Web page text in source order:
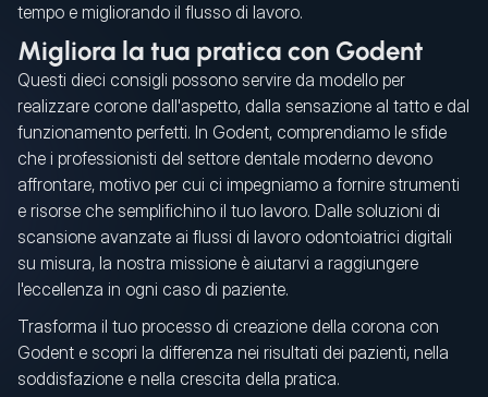
tempo e migliorando il flusso di lavoro.
Migliora la tua pratica con Godent
Questi dieci consigli possono servire da modello per
realizzare corone dall'aspetto, dalla sensazione al tatto e dal
funzionamento perfetti. In Godent, comprendiamo le sfide
che i professionisti del settore dentale moderno devono
affrontare, motivo per cui ci impegniamo a fornire strumenti
e risorse che semplifichino il tuo lavoro. Dalle soluzioni di
scansione avanzate ai flussi di lavoro odontoiatrici digitali
su misura, la nostra missione è aiutarvi a raggiungere
l'eccellenza in ogni caso di paziente.
Trasforma il tuo processo di creazione della corona con
Godent e scopri la differenza nei risultati dei pazienti, nella
soddisfazione e nella crescita della pratica.